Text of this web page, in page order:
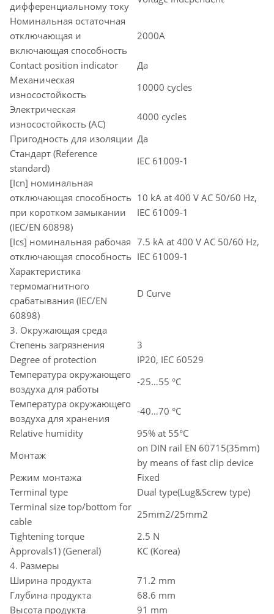
дифференциальному току
Номинальная остаточная
отключающая и
включающая способность
2000A
Contact position indicator
Да
Механическая
износостойкость
10000 cycles
Электрическая
износостойкость (AC)
4000 cycles
Пригодность для изоляции Да
Стандарт (Reference
standard)
IEC 61009-1
[Icn] номинальная
отключающая способность
при коротком замыкании
(IEC/EN 60898)
10 kA at 400 V AC 50/60 Hz,
IEC 61009-1
[Ics] номинальная рабочая
отключающая способность
7.5 kA at 400 V AC 50/60 Hz,
IEC 61009-1
Характеристика
термомагнитного
срабатывания (IEC/EN
60898)
D Curve
3. Окружающая среда
Степень загрязнения
3
Degree of protection
IP20, IEC 60529
Температура окружающего
воздуха для работы
-25…55 °C
Температура окружающего
воздуха для хранения
-40…70 °C
Relative humidity
95% at 55°C
Монтаж
on DIN rail EN 60715(35mm)
by means of fast clip device
Режим монтажа
Fixed
Terminal type
Dual type(Lug&Screw type)
Terminal size top/bottom for
cable
25mm2/25mm2
Tightening torque
2.5 N
Approvals1) (General)
KC (Korea)
4. Размеры
Ширина продукта
71.2 mm
Глубина продукта
68.6 mm
Высота продукта
91 mm